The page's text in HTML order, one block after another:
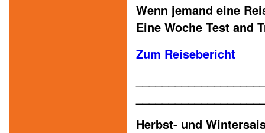
Wenn jemand eine
Eine Woche Test and
Zum Reisebericht
Herbst- und